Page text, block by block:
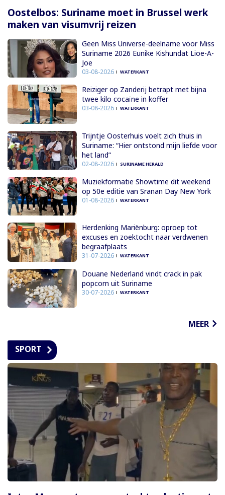
Oostelbos: Suriname moet in Brussel werk
maken van visumvrij reizen
Geen Miss Universe-deelname voor Miss
Suriname 2026 Eunike Kishundat Lioe-A-
Joe
03-08-2026 WATERKANT
Reiziger op Zanderij betrapt met bijna
twee kilo cocaïne in koffer
03-08-2026 WATERKANT
Trijntje Oosterhuis voelt zich thuis in
Suriname: “Hier ontstond mijn liefde voor
het land”
02-08-2026 SURINAME HERALD
Muziekformatie Showtime dit weekend
op 50e editie van Sranan Day New York
01-08-2026 WATERKANT
Herdenking Mariënburg: oproep tot
excuses en zoektocht naar verdwenen
begraafplaats
31-07-2026 WATERKANT
Douane Nederland vindt crack in pak
popcorn uit Suriname
30-07-2026 WATERKANT
MEER
SPORT